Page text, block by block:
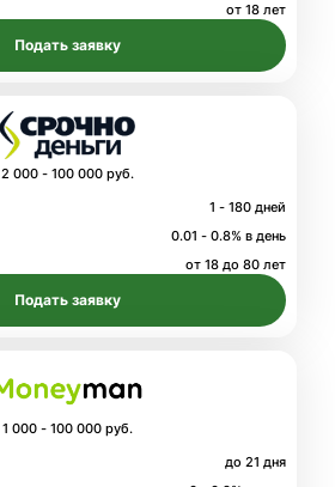
от 18 лет
Подать заявку
2 000 - 100 000 руб.
1 - 180 дней
0.01 - 0.8% в день
от 18 до 80 лет
Подать заявку
1 000 - 100 000 руб.
до 21 дня